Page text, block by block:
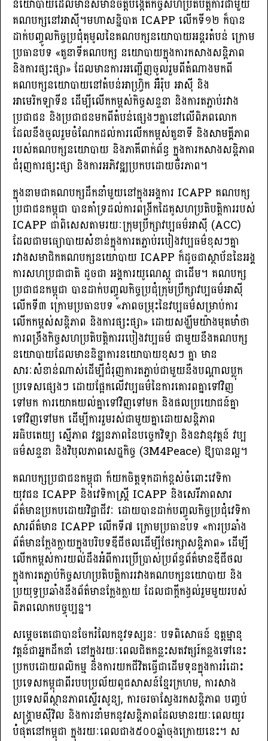
នយោបាយដែលមានសមានចិត្តបង្កើតកិច្ចសហប្រតិបត្តិការជាមួយ
គណបក្សនៅអាស៊ី។មហាសន្និបាត ICAPP លើកទី១២ ក៏បាន
ដាក់បញ្ចូលកិច្ចប្រជុំតុមូល​នៃគណបក្ស​នយោ​បាយអន្តរតំបន់ ក្រោម
ប្រធានបទ «តួនាទីគណបក្ស នយោបាយក្នុងការ​កសាង​សន្តិភាព
និងការផ្សះផ្សា» ដែលមានការអញ្ជើញចូលរួមពីតំណាងមក​ពី
គណបក្ស​នយោបាយនៅតំបន់អាហ្វ្រិក អឺរ៉ុប អាស៊ី និង
អាមេរិកឡាទីន ដើម្បីលើកកម្ពស់កិច្ច​សន្ទនា និងការតភ្ជាប់រវាង
ប្រជាជន និងប្រជាជនមកពីតំបន់ផ្សេងៗគ្នានៅលើពិភពលោក
ដែលនឹងចូលរួមចំណែកដល់ការលើកកម្ពស់តួនាទី និងសាមគ្គីភាព
របស់គណបក្សនយោបាយ និងភាគីពាក់ព័ន្ធ ក្នុងការកសាងសន្តិភាព
ជំរុញការផ្សះផ្សា និងការអភិវឌ្ឍប្រកបដោយចីរភាព។
ក្នុងនាមជាគណបក្សដឹកនាំមួយនៅក្នុងអង្គការ ICAPP គណបក្ស
ប្រជាជនកម្ពុជា បានគាំទ្រដល់ការពង្រីកដៃគូសហប្រតិបត្តិការរបស់
ICAPP ជាពិសេសតាមរយៈក្រុមប្រឹក្សាវប្បធម៌អាស៊ី (ACC)
ដែលជាមធ្យោបាយសំខាន់ក្នុងការតភ្ជាប់របៀងវប្បធម៌ខុសៗគ្នា
រវាងសមាជិកគណបក្សនយោបាយ ICAPP ក៏ដូចជាស្ថាប័ននៃអង្គ
ការសហប្រជាជាតិ ដូចជា អង្គការយូណេស្កូ ជាដើម។ គណបក្ស
ប្រជាជនកម្ពុជា បានដាក់បញ្ចូលកិច្ចប្រជុំក្រុមប្រឹក្សាវប្បធម៌អាស៊ី
លើកទី៣ ក្រោមប្រធានបទ «ភាពចម្រុះនៃវប្បធម៌សម្រាប់ការ
លើកកម្ពស់សន្តិភាព និងការផ្សះផ្សា» ដោយសង្ឃឹមយ៉ាងមុតមាំថា
ការពង្រឹងកិច្ចសហប្រតិបត្តិការរបៀងវប្បធម៌ ជាមួយនឹងគណបក្ស
នយោបាយដែលមាននិន្នាការនយោបាយខុសៗ គ្នា មាន
សារៈសំខាន់ណាស់ដើម្បីជំរុញការតភ្ជាប់ជាមួយនឹងបណ្ដាលប្លុក
ប្រទេសផ្សេងៗ ដោយផ្អែកលើវប្បធម៌នៃការគោរពគ្នាទៅវិញ
ទៅមក ការយោគយល់គ្នាទៅវិញទៅមក និងផលប្រយោជន៍គ្នា
ទៅវិញទៅមក ដើម្បីការរួមរស់ជាមួយគ្នាដោយសន្តិភាព
អធិបតេយ្យ ស្មើភាព វឌ្ឍនភាពនៃបច្ចេកវិទ្យា និងនវានុវត្តន៍ វប្ប
ធម៌សន្ទនា និងវិបុលភាពសេដ្ឋកិច្ច (3M4Peace) ឱ្យបានល្អ។
គណបក្សប្រជាជនកម្ពុជា ក៏យកចិត្តទុកដាក់ខ្ពស់ចំពោះវេទិកា
យុវជន ICAPP និងវេទិកាស្ត្រី ICAPP និងសេរីភាពសារ
ព័ត៌មានប្រកបដោយវិជ្ជាជីវៈ ដោយបានដាក់បញ្ចូលកិច្ចប្រជុំវេទិកា
សារព័ត៌មាន ICAPP លើកទី៧ ក្រោមប្រធានបទ «ការប្រឆាំង
ព័ត៌មានក្លែងក្លាយក្នុងបរិបទឌីជីថលដើម្បីថែរក្សាសន្តិភាព» ដើម្បី
លើកកម្ពស់ការយល់ដឹងអំពីការប្រើប្រាស់ប្រព័ន្ធព័ត៌មានឌីជីថល
ក្នុងការតភ្ជាប់កិច្ចសហប្រតិបត្តិការរវាងគណបក្សនយោបាយ និង
ប្រយុទ្ធប្រឆាំងនឹងព័ត៌មានក្លែងក្លាយ ដែលជាក្តីកង្វល់រួមមួយរបស់
ពិភពលោកបច្ចុប្បន្ន។
សម្ដេចតេជោបានចែករំលែកនូវទស្សនៈ បទពិសោធន៍ ឧត្តម្មានុ
វត្តន៍ជាអ្នកដឹកនាំ នៅក្នុងរយៈពេលជិតកន្លះសតវត្សរ៍កន្លងទៅនេះ
ប្រកបដោយពលិកម្ម និងការយកជីវិតធ្វើជាដើមទុនក្នុងការរំដោះ
ប្រទេសកម្ពុជាពីរបបប្រល័យពូជសាសន៍ខ្មែរក្រហម, ការសាង
ប្រទេសពីស្ថានភាពស្ទើរសូន្យ, ការចរចាស្វែងរកសន្តិភាព បញ្ចប់
សង្គ្រាមស៊ីវិល និងការនាំមកនូវសន្តិភាពដែលមានរយៈពេលយូរ
បំផុតនៅកម្ពុជា ក្នុងរយៈពេលជាង៥០០ឆ្នាំចុងក្រោយនេះ។ ស